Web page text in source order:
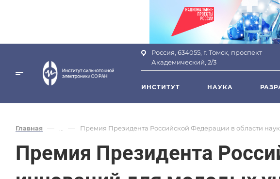
Россия, 634055, г. Томск, проспект
Академический, 2/3
ИНСТИТУТ НАУКА
Главная — — Премия Президента Российской Федерации в области
Премия Президента